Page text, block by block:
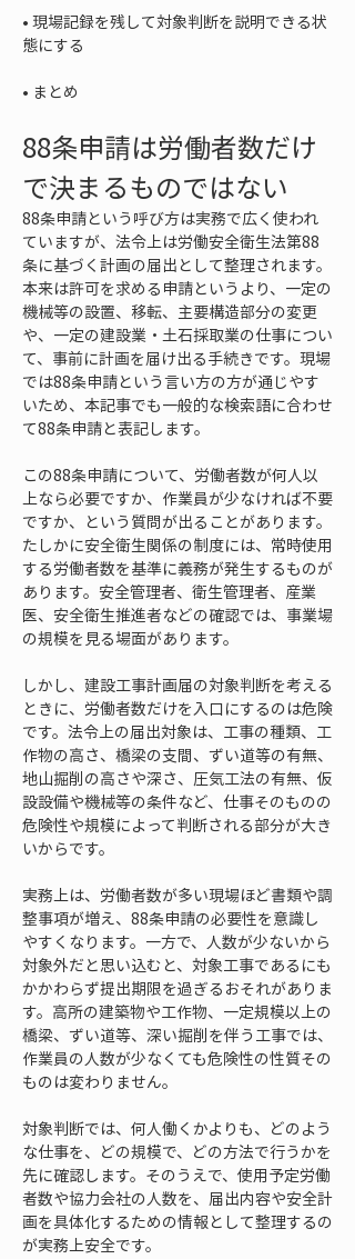
• 現場記録を残して対象判断を説明できる状
• まとめ
88条申請は労働者数だけ
で決まるものではない
88条申請という呼び方は実務で広く使われ
ていますが、法令上は労働安全衛生法第88
条に基づく計画の届出として整理されます。
本来は許可を求める申請というより、一定の
機械等の設置、移転、主要構造部分の変更
や、一定の建設業・土石採取業の仕事につい
て、事前に計画を届け出る手続きです。現場
では88条申請という言い方の方が通じやす
いため、本記事でも一般的な検索語に合わせ
て88条申請と表記します。
この88条申請について、労働者数が何人以
上なら必要ですか、作業員が少なければ不要
ですか、という質問が出ることがあります。
たしかに安全衛生関係の制度には、常時使用
する労働者数を基準に義務が発生するものが
あります。安全管理者、衛生管理者、産業
医、安全衛生推進者などの確認では、事業場
の規模を見る場面があります。
しかし、建設工事計画届の対象判断を考える
ときに、労働者数だけを入口にするのは危険
です。法令上の届出対象は、工事の種類、工
作物の高さ、橋梁の支間、ずい道等の有無、
地山掘削の高さや深さ、圧気工法の有無、仮
設設備や機械等の条件など、仕事そのものの
危険性や規模によって判断される部分が大き
いからです。
実務上は、労働者数が多い現場ほど書類や調
整事項が増え、88条申請の必要性を意識し
やすくなります。一方で、人数が少ないから
対象外だと思い込むと、対象工事であるにも
かかわらず提出期限を過ぎるおそれがありま
す。高所の建築物や工作物、一定規模以上の
橋梁、ずい道等、深い掘削を伴う工事では、
作業員の人数が少なくても危険性の性質その
ものは変わりません。
対象判断では、何人働くかよりも、どのよう
な仕事を、どの規模で、どの方法で行うかを
先に確認します。そのうえで、使用予定労働
者数や協力会社の人数を、届出内容や安全計
画を具体化するための情報として整理するの
が実務上安全です。